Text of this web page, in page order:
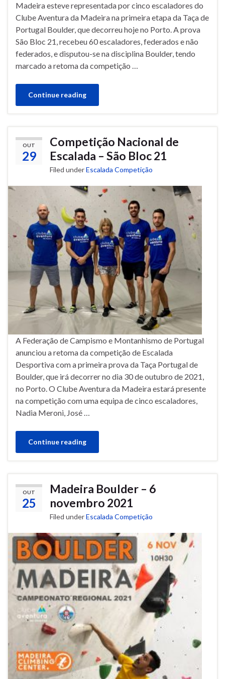
Madeira esteve representada por cinco escaladores do
Clube Aventura da Madeira na primeira etapa da Taça de
Portugal Boulder, que decorreu hoje no Porto. A prova
São Bloc 21, recebeu 60 escaladores, federados e não
federados, e disputou-se na disciplina Boulder, tendo
marcado a retoma da competição …
Continue reading
OUT
29
Competição Nacional de
Escalada – São Bloc 21
Filed underEscalada Competição
A Federação de Campismo e Montanhismo de Portugal
anunciou a retoma da competição de Escalada
Desportiva com a primeira prova da Taça Portugal de
Boulder, que irá decorrer no dia 30 de outubro de 2021,
no Porto. O Clube Aventura da Madeira estará presente
na competição com uma equipa de cinco escaladores,
Nadia Meroni, José …
Continue reading
OUT
25
Madeira Boulder – 6
novembro 2021
Filed underEscalada Competição